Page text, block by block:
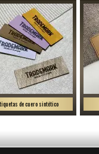
de cuero sintético